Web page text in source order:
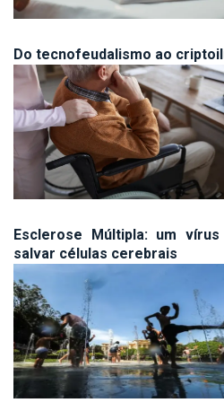
Do tecnofeudalismo ao
Esclerose Múltipla: um
salvar células cerebrais